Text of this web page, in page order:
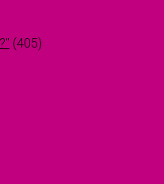
(405)